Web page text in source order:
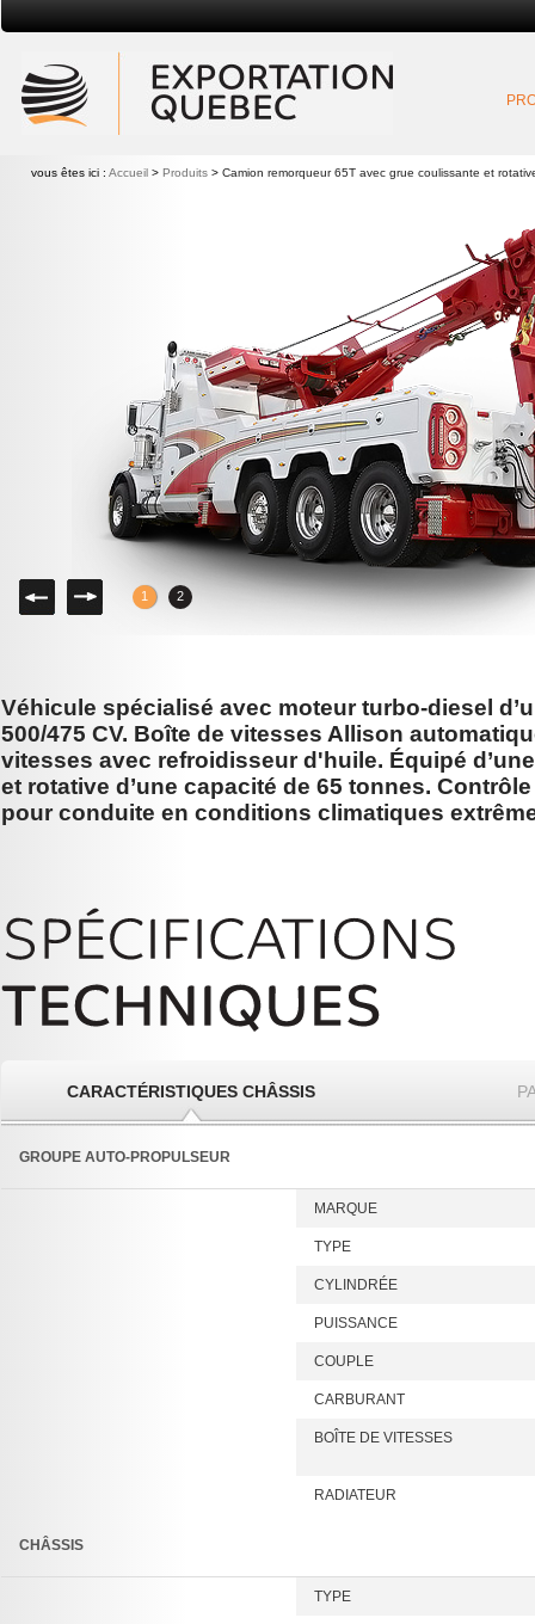
vous êtes ici : Accueil> Produits> Camion remorqueur 65T avec grue coulissante et
Droite1 2
Véhicule spécialisé avec moteur turbo-diesel
500/475 CV. Boîte de vitesses Allison
vitesses avec refroidisseur d'huile. Équipé
et rotative d’une capacité de 65 tonnes.
pour conduite en conditions climatiques
CARACTÉRISTIQUES CHÂSSIS
GROUPE AUTO-PROPULSEUR
MARQUE
TYPE
CYLINDRÉE
PUISSANCE
COUPLE
CARBURANT
BOÎTE DE VITESSES
RADIATEUR
CHÂSSIS
TYPE